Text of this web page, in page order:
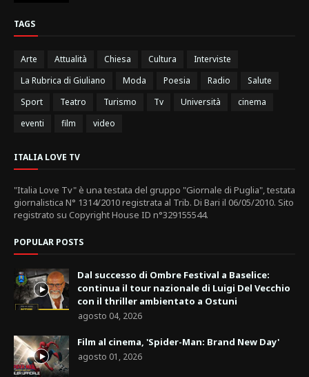
TAGS
Arte Attualità Chiesa Cultura
Interviste
La Rubrica di Giuliano
Moda Poesia Radio
Salute
Sport
Teatro Turismo Tv Università
cinema
eventi
film video
ITALIA LOVE TV
"Italia Love Tv" è una testata del gruppo "Giornale di Puglia", testata
giornalistica N° 1314/2010 registrata al Trib. Di Bari il 06/05/2010. Sito
registrato su Copyright House ID n°329155544.
POPULAR POSTS
Dal successo di Ombre Festival a Baselice:
continua il tour nazionale di Luigi Del Vecchio
con il thriller ambientato a Ostuni
agosto 04, 2026
Film al cinema, 'Spider-Man: Brand New Day'
agosto 01, 2026